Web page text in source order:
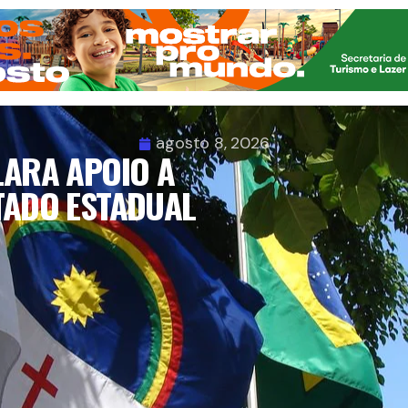
agosto 8, 2026
APOIO A
ESTADUAL